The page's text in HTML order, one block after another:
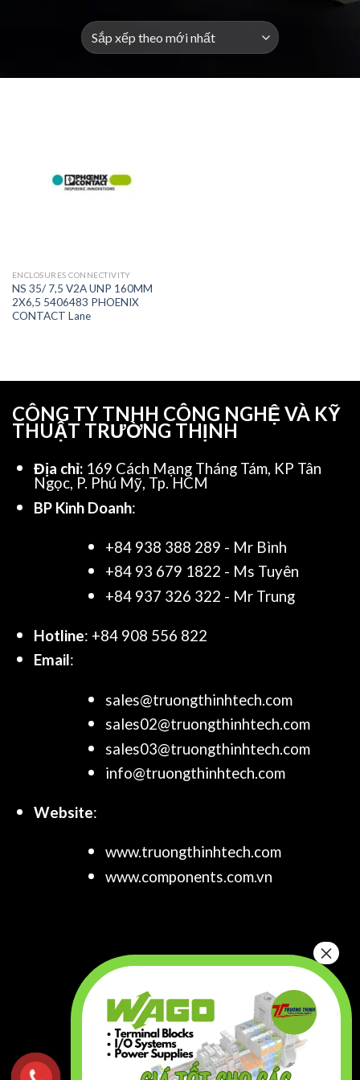
ENCLOSURES CONNECTIVITY
NS 35/ 7,5 V2A UNP 160MM
2X6,5 5406483 PHOENIX
CONTACT Lane
CÔNG TY TNHH CÔNG NGHỆ VÀ KỸ
THUẬT TRƯỜNG THỊNH
Địa chỉ: 169 Cách Mạng Tháng Tám, KP Tân
Ngọc, P. Phú Mỹ, Tp. HCM
BP Kinh Doanh:
+84 938 388 289 - Mr Bình
+84 93 679 1822 - Ms Tuyên
+84 937 326 322 - Mr Trung
Hotline: +84 908 556 822
Email:
sales@truongthinhtech.com
sales02@truongthinhtech.com
sales03@truongthinhtech.com
info@truongthinhtech.com
Website:
www.truongthinhtech.com
www.components.com.vn